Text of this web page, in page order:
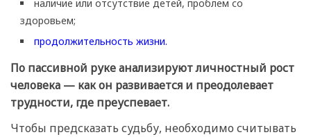
наличие или отсутствие детей, проблем со
здоровьем;
продолжительность жизни.
По пассивной руке анализируют личностный рост
человека — как он развивается и преодолевает
трудности, где преуспевает.
Чтобы предсказать судьбу, необходимо считывать